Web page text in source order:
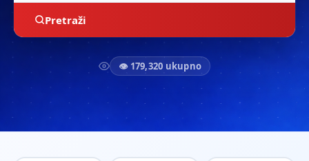
Pretraži
👁 179,320 ukupno